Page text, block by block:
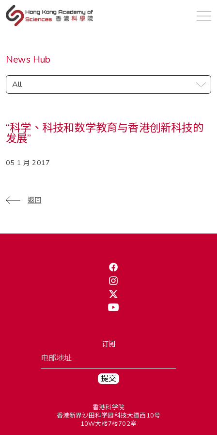
News Hub
All
“科学、科技和数学教育与香港创新科技的
发展”
05 1 月 2017
返回
订阅
香港科学院
香港新界沙田科学园科技大道西10号
10W大楼7楼702室